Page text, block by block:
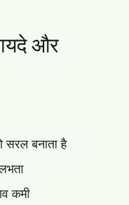
और
सरल बनाता है
कमी